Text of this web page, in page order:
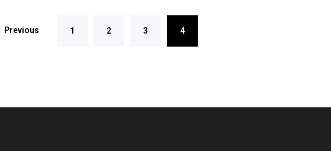
Previous 1 2 3 4